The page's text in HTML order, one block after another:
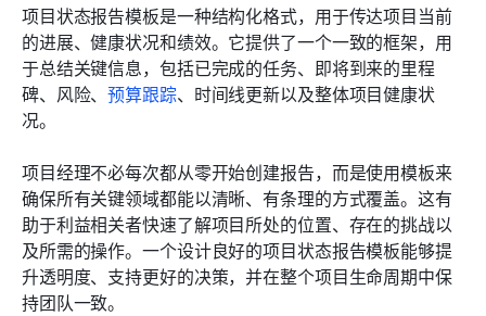
项目状态报告模板是一种结构化格式，用于传达项目当前
的进展、健康状况和绩效。它提供了一个一致的框架，用
于总结关键信息，包括已完成的任务、即将到来的里程
碑、风险、预算跟踪、时间线更新以及整体项目健康状
况。
项目经理不必每次都从零开始创建报告，而是使用模板来
确保所有关键领域都能以清晰、有条理的方式覆盖。这有
助于利益相关者快速了解项目所处的位置、存在的挑战以
及所需的操作。一个设计良好的项目状态报告模板能够提
升透明度、支持更好的决策，并在整个项目生命周期中保
持团队一致。